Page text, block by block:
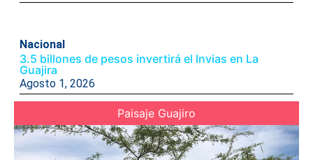
Nacional
3.5 billones de pesos invertirá el Invias en La
Guajira
Agosto 1, 2026
Paisaje Guajiro